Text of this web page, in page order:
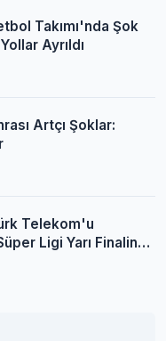
Takımı'nda Şok
Ayrıldı
Artçı Şoklar:
Telekom'u
Ligi Yarı Finaline